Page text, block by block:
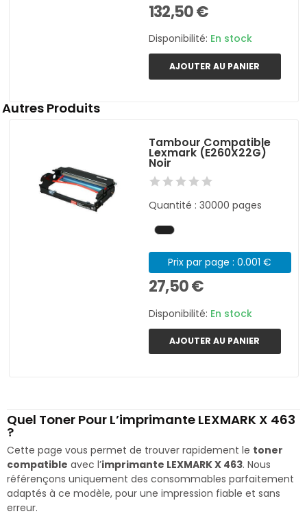
132,50 €
Disponibilité: En stock
AJOUTER AU PANIER
Autres Produits
Tambour Compatible
Lexmark (E260X22G)
Noir
Quantité : 30000 pages
Prix par page : 0.001 €
27,50 €
Disponibilité: En stock
AJOUTER AU PANIER
Quel Toner Pour L’imprimante LEXMARK X 463
?
Cette page vous permet de trouver rapidement le toner
compatible avec l’imprimante LEXMARK X 463. Nous
référençons uniquement des consommables parfaitement
adaptés à ce modèle, pour une impression fiable et sans
erreur.